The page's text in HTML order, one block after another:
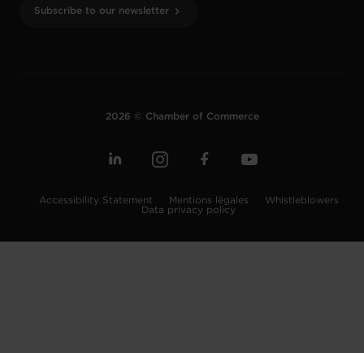
Subscribe to our newsletter
2026 © Chamber of Commerce
Accessibility Statement Mentions légales
Whistleblowers
Data privacy policy